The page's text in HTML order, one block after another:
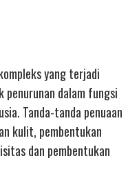
yang terjadi
dalam fungsi
Tanda-tanda penuaan
kulit, pembentukan
dan pembentukan